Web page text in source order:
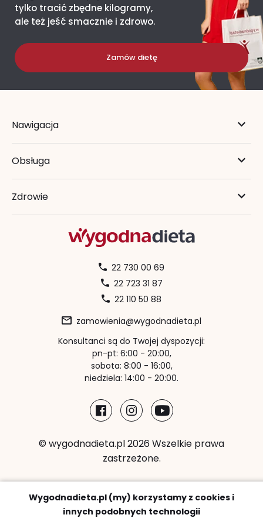
tylko tracić zbędne kilogramy,
ale też jeść smacznie i zdrowo.
Zamów dietę
Nawigacja
Obsługa
Zdrowie
22 730 00 69
22 723 31 87
22 110 50 88
zamowienia@wygodnadieta.pl
Konsultanci są do Twojej dyspozycji:
pn-pt: 6:00 - 20:00,
sobota: 8:00 - 16:00,
niedziela: 14:00 - 20:00.
© wygodnadieta.pl 2026 Wszelkie prawa
zastrzeżone.
Metody płatności:
Wygodnadieta.pl (my) korzystamy z cookies i
innych podobnych technologii